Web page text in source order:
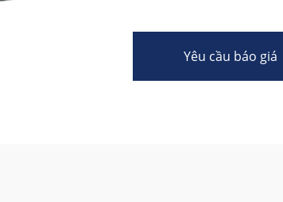
Yêu cầu báo giá